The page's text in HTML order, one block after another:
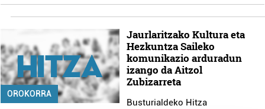
OROKORRA
Jaurlaritzako Kultura eta
Hezkuntza Saileko
komunikazio arduradun
izango da Aitzol
Zubizarreta
Busturialdeko Hitza